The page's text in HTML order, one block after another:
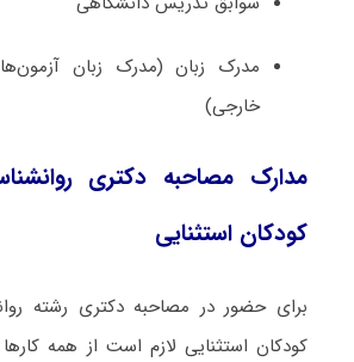
مدرک زبان (مدرک زبان
خارجی)
مدارک مصاحبه دکتری
کودکان استثنایی
برای حضور در مصاحبه دکتری رشته
کودکان استثنایی لازم است از همه